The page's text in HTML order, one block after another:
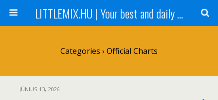
LITTLEMIX.HU | Your best and daily updated fansite about Little Mix
Categories › Official Charts
JÚNIUS 13, 2026